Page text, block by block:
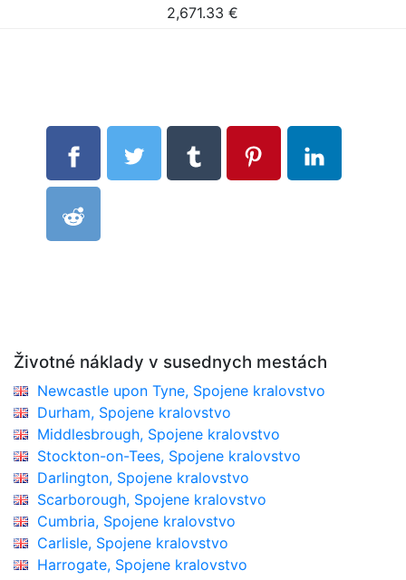
2,671.33 €
Životné náklady v susednych mestách
Newcastle upon Tyne, Spojene kralovstvo
Durham, Spojene kralovstvo
Middlesbrough, Spojene kralovstvo
Stockton-on-Tees, Spojene kralovstvo
Darlington, Spojene kralovstvo
Scarborough, Spojene kralovstvo
Cumbria, Spojene kralovstvo
Carlisle, Spojene kralovstvo
Harrogate, Spojene kralovstvo